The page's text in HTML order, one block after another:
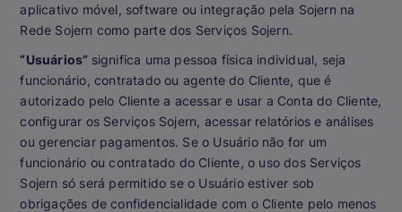
aplicativo móvel, software ou integração pela Sojern na
Rede Sojern como parte dos Serviços Sojern.
“Usuários” significa uma pessoa física individual, seja
funcionário, contratado ou agente do Cliente, que é
autorizado pelo Cliente a acessar e usar a Conta do Cliente,
configurar os Serviços Sojern, acessar relatórios e análises
ou gerenciar pagamentos. Se o Usuário não for um
funcionário ou contratado do Cliente, o uso dos Serviços
Sojern só será permitido se o Usuário estiver sob
obrigações de confidencialidade com o Cliente pelo menos